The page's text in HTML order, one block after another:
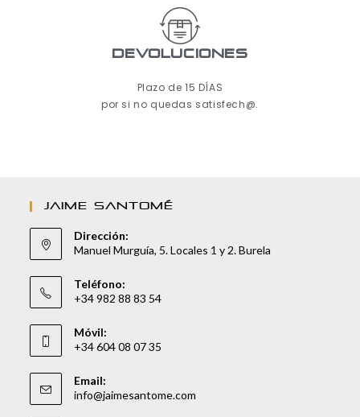
Devoluciones
Plazo de 15 DÍAS
por si no quedas satisfech@.
JAIME SANTOMÉ
Dirección:
Manuel Murguía, 5. Locales 1 y 2. Burela
Teléfono:
+34 982 88 83 54
Móvil:
+34 604 08 07 35
Email:
info@jaimesantome.com